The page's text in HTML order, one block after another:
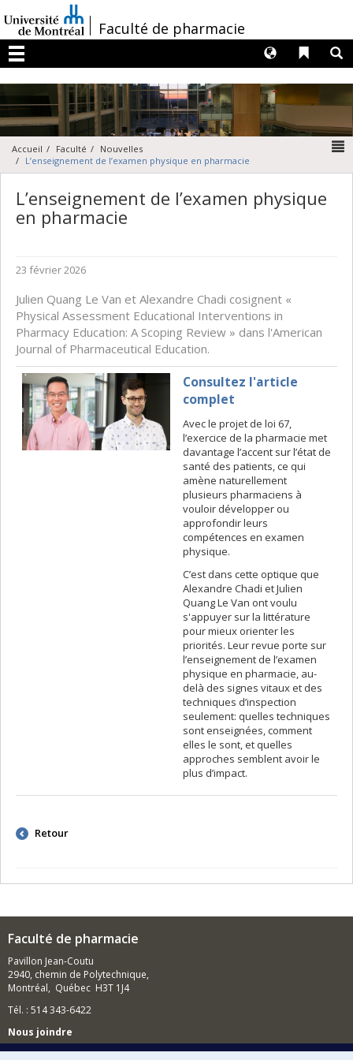
au
contenu
/Faculté de pharmacie
Menu
Liens
Langues
Accueil Faculté
Nouvelles
L’enseignement de l’examen physique en pharmacie
L’enseignement de l’examen physique
en pharmacie
23 février 2026
Julien Quang Le Van et Alexandre Chadi cosignent «
Physical Assessment Educational Interventions in
Pharmacy Education: A Scoping Review » dans l'American
Journal of Pharmaceutical Education.
Consultez l'article
complet
Avec le projet de loi 67,
l’exercice de la pharmacie met
davantage l’accent sur l’état de
santé des patients, ce qui
amène naturellement
plusieurs pharmaciens à
vouloir développer ou
approfondir leurs
compétences en examen
physique.
C’est dans cette optique que
Alexandre Chadi et Julien
Quang Le Van ont voulu
s'appuyer sur la littérature
pour mieux orienter les
priorités. Leur revue porte sur
l’enseignement de l’examen
physique en pharmacie, au-
delà des signes vitaux et des
techniques d’inspection
seulement: quelles techniques
sont enseignées, comment
elles le sont, et quelles
approches semblent avoir le
plus d’impact.
Retour
Faculté de pharmacie
Pavillon Jean-Coutu
2940, chemin de Polytechnique,
Montréal, Québec H3T 1J4
Tél. : 514 343-6422
Nous joindre
Nous trouver